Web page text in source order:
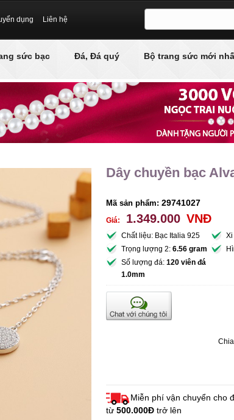
dụng Liên hệ
sức bạc Đá, Đá quý Bộ trang sức mới
Dây chuyền bạc
Mã sản phẩm: 29741027
Giá: 1.349.000 VNĐ
Chất liệu: Bạc Italia 925
Trọng lượng 2: 6.56 gram
Số lượng đá: 120 viên đá
1.0mm
Miễn phí vận chuyển cho
từ 500.000Đtrở lên